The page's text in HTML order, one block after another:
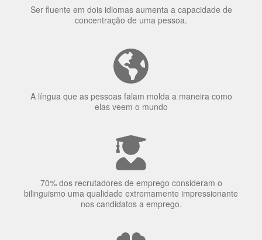
concentração de uma pessoa.
elas veem o mundo
70% dos recrutadores de emprego consideram o
nos candidatos a emprego.